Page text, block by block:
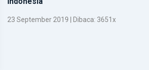
23 September 2019 | Dibaca: 3651x